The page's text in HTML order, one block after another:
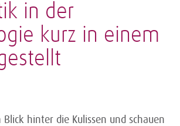
in der
kurz in einem
hinter die Kulissen und schauen